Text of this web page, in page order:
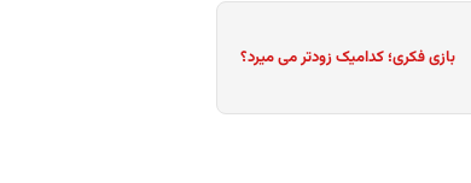
بازی فکری؛ کدامیک زودتر می میرد؟